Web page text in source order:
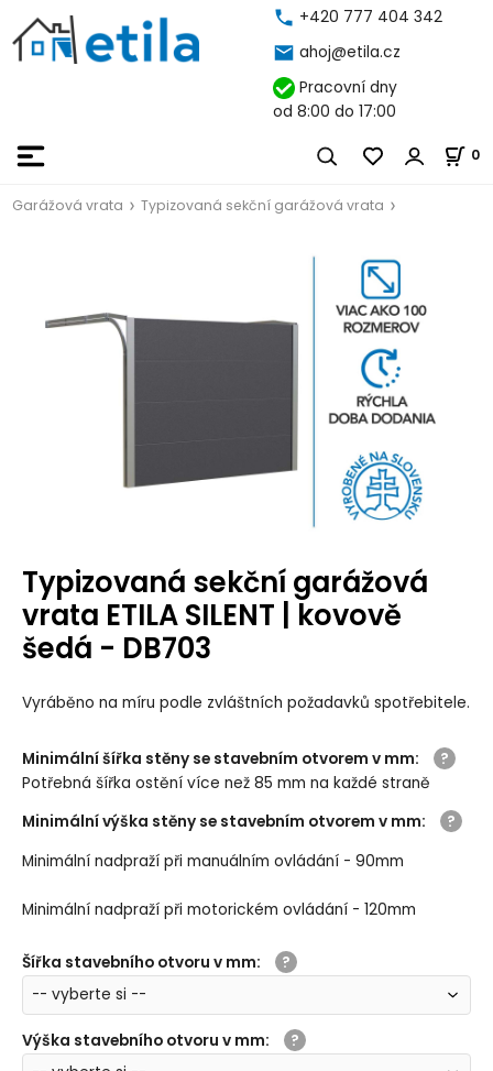
+420 777 404 342
ahoj@etila.cz
Pracovní dny
od 8:00 do 17:00
0
Garážová vrata Typizovaná sekční garážová vrata
Typizovaná sekční garážová
vrata ETILA SILENT | kovově
šedá - DB703
Vyráběno na míru podle zvláštních požadavků spotřebitele.
Minimální šířka stěny se stavebním otvorem v mm:
Potřebná šířka ostění více než 85 mm na každé straně
Minimální výška stěny se stavebním otvorem v mm:
Minimální nadpraží při manuálním ovládání - 90mm
Minimální nadpraží při motorickém ovládání - 120mm
Šířka stavebního otvoru v mm:
Výška stavebního otvoru v mm: